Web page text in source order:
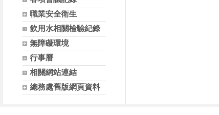
職業安全衛生
飲用水相關檢驗紀錄
無障礙環境
行事曆
相關網站連結
總務處舊版網頁資料